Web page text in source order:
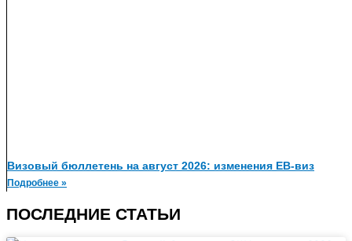
Визовый бюллетень на август 2026: изменения EB-виз
Подробнее »
ПОСЛЕДНИЕ СТАТЬИ